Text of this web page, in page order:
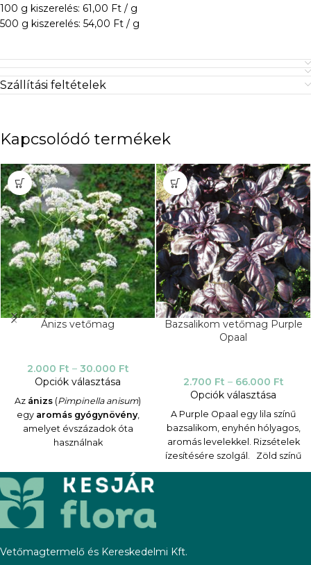
100 g kiszerelés: 61,00 Ft / g
500 g kiszerelés: 54,00 Ft / g
Szállítási feltételek
Kapcsolódó termékek
Ánizs vetőmag
2.000 Ft – 30.000 Ft
Opciók választása
Az ánizs (Pimpinella anisum)
egy aromás gyógynövény,
amelyet évszázadok óta
használnak
agyógyászatban, édeskés íze
és illata miatt.
Fontos megjegyezni, hogy az
ánizst nem szabad
összetéveszteni a
amely egy másik növény, bár
Bazsalikom vetőmag Purple
Opaal
2.700 Ft – 66.000 Ft
Opciók választása
A Purple Opaal egy lila színű
bazsalikom, enyhén hólyagos,
aromás levelekkel. Rizsételek
ízesítésére szolgál. Zöld színű
bazsalikomként a Dark Green
Vetőmagtermelő és Kereskedelmi Kft.